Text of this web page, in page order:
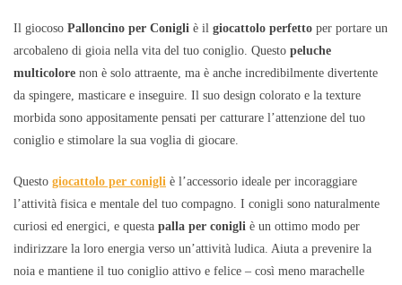
Il giocoso Palloncino per Conigli è il giocattolo perfetto per portare un
arcobaleno di gioia nella vita del tuo coniglio. Questo peluche
multicolore non è solo attraente, ma è anche incredibilmente divertente
da spingere, masticare e inseguire. Il suo design colorato e la texture
morbida sono appositamente pensati per catturare l’attenzione del tuo
coniglio e stimolare la sua voglia di giocare.
Questo giocattolo per conigli è l’accessorio ideale per incoraggiare
l’attività fisica e mentale del tuo compagno. I conigli sono naturalmente
curiosi ed energici, e questa palla per conigli è un ottimo modo per
indirizzare la loro energia verso un’attività ludica. Aiuta a prevenire la
noia e mantiene il tuo coniglio attivo e felice – così meno marachelle